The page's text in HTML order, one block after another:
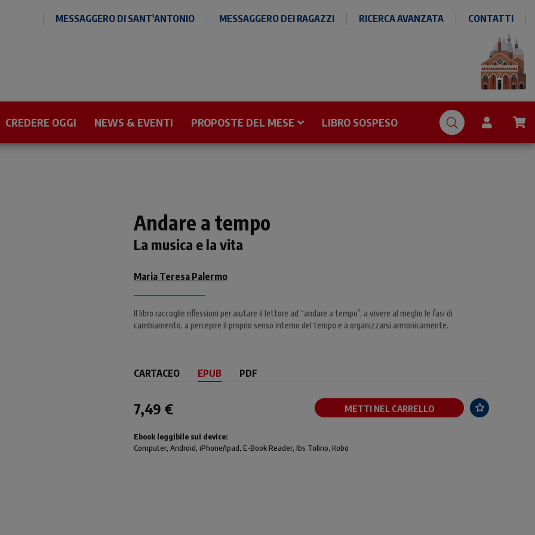
MESSAGGERO DI SANT'ANTONIO MESSAGGERO DEI RAGAZZI RICERCA AVANZATA CONTATTI
CREDERE OGGI NEWS & EVENTI PROPOSTE DEL MESE LIBRO SOSPESO
Andare a tempo
La musica e la vita
Maria Teresa Palermo
Il libro raccoglie riflessioni per aiutare il lettore ad “andare a tempo”, a vivere al meglio le fasi di
cambiamento, a percepire il proprio senso interno del tempo e a organizzarsi armonicamente.
CARTACEO EPUB PDF
7,49 € METTI NEL CARRELLO
Ebook leggibile sui device:
Computer, Android, iPhone/Ipad, E-Book Reader, Ibs Tolino, Kobo